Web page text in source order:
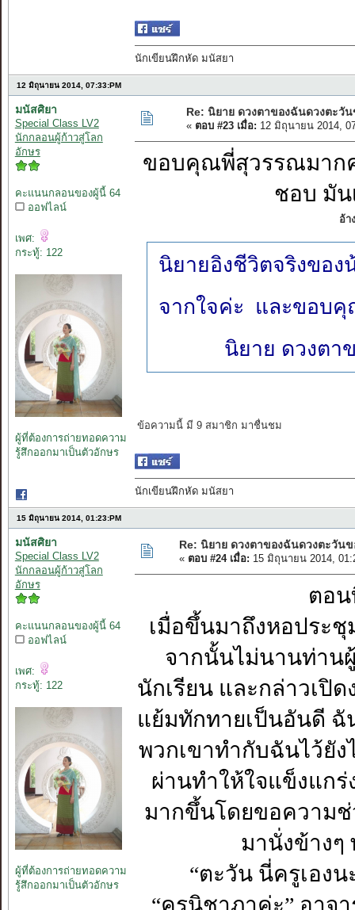
นักเขียนฝึกหัด มนัสยา
12 มิถุนายน 2014, 07:33:PM
มนัสศิยา
Special Class LV2
นักกลอนผู้ก้าวสู่โลก
อักษร
คะแนนกลอนของผู้นี้ 64
ออฟไลน์
เพศ:
กระทู้: 122
ผู้ที่ต้องการถ่ายทอดความ
รู้สึกออกมาเป็นตัวอักษร
Re: นิยาย ดวงตาของฉันดวงตะวัน
« ตอบ #23 เมื่อ: 12 มิถุนายน 2014,
ขอบคุณพี่สุวรรณมาก
ชอบ มัน
อ้า
นิยายอิงชีวิตจริงของ
จากใจค่ะ และขอบ
นิยาย ดวงตา
ข้อความนี้ มี 9 สมาชิก มาชื่นชม
นักเขียนฝึกหัด มนัสยา
15 มิถุนายน 2014, 01:23:PM
มนัสศิยา
Special Class LV2
นักกลอนผู้ก้าวสู่โลก
อักษร
คะแนนกลอนของผู้นี้ 64
ออฟไลน์
เพศ:
กระทู้: 122
ผู้ที่ต้องการถ่ายทอดความ
รู้สึกออกมาเป็นตัวอักษร
Re: นิยาย ดวงตาของฉันดวงตะวัน
« ตอบ #24 เมื่อ: 15 มิถุนายน 2014,
ตอนที่
เมื่อขึ้นมาถึงหอประ
จากนั้นไม่นานท่าน
นักเรียน และกล่าวเปิ
แย้มทักทายเป็นอันดี ฉั
พวกเขาทำกับฉันไว้ยัง
ผ่านทำให้ใจแข็งแก
มากขึ้นโดยขอความช่
มานั่งข้าง
“ตะวัน นี่ครูเอง
“ครูนิชาภาค่ะ” อาจ